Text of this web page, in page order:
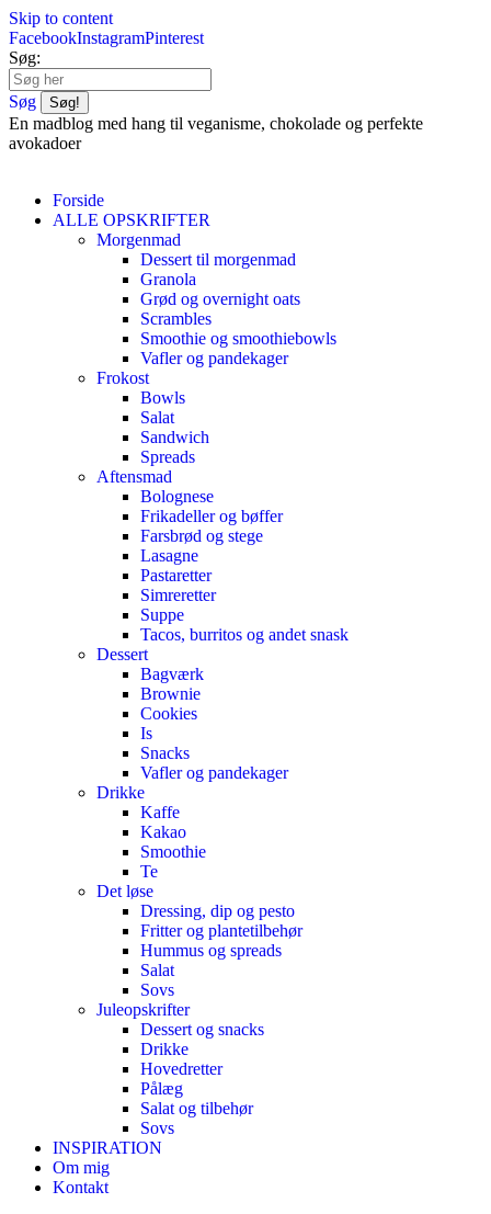
Skip to content
FacebookInstagramPinterest
Søg:
Søg
En madblog med hang til veganisme, chokolade og perfekte
avokadoer
Forside
ALLE OPSKRIFTER
Morgenmad
Dessert til morgenmad
Granola
Grød og overnight oats
Scrambles
Smoothie og smoothiebowls
Vafler og pandekager
Frokost
Bowls
Salat
Sandwich
Spreads
Aftensmad
Bolognese
Frikadeller og bøffer
Farsbrød og stege
Lasagne
Pastaretter
Simreretter
Suppe
Tacos, burritos og andet snask
Dessert
Bagværk
Brownie
Cookies
Is
Snacks
Vafler og pandekager
Drikke
Kaffe
Kakao
Smoothie
Te
Det løse
Dressing, dip og pesto
Fritter og plantetilbehør
Hummus og spreads
Salat
Sovs
Juleopskrifter
Dessert og snacks
Drikke
Hovedretter
Pålæg
Salat og tilbehør
Sovs
INSPIRATION
Om mig
Kontakt